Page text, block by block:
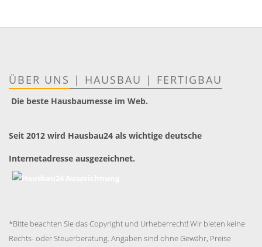
ÜBER UNS | HAUSBAU | FERTIGBAU
Die beste Hausbaumesse im Web.
Seit 2012 wird Hausbau24 als wichtige deutsche
Internetadresse ausgezeichnet.
*Bitte beachten Sie das Copyright und Urheberrecht! Wir bieten keine
Rechts- oder Steuerberatung. Angaben sind ohne Gewähr, Preise